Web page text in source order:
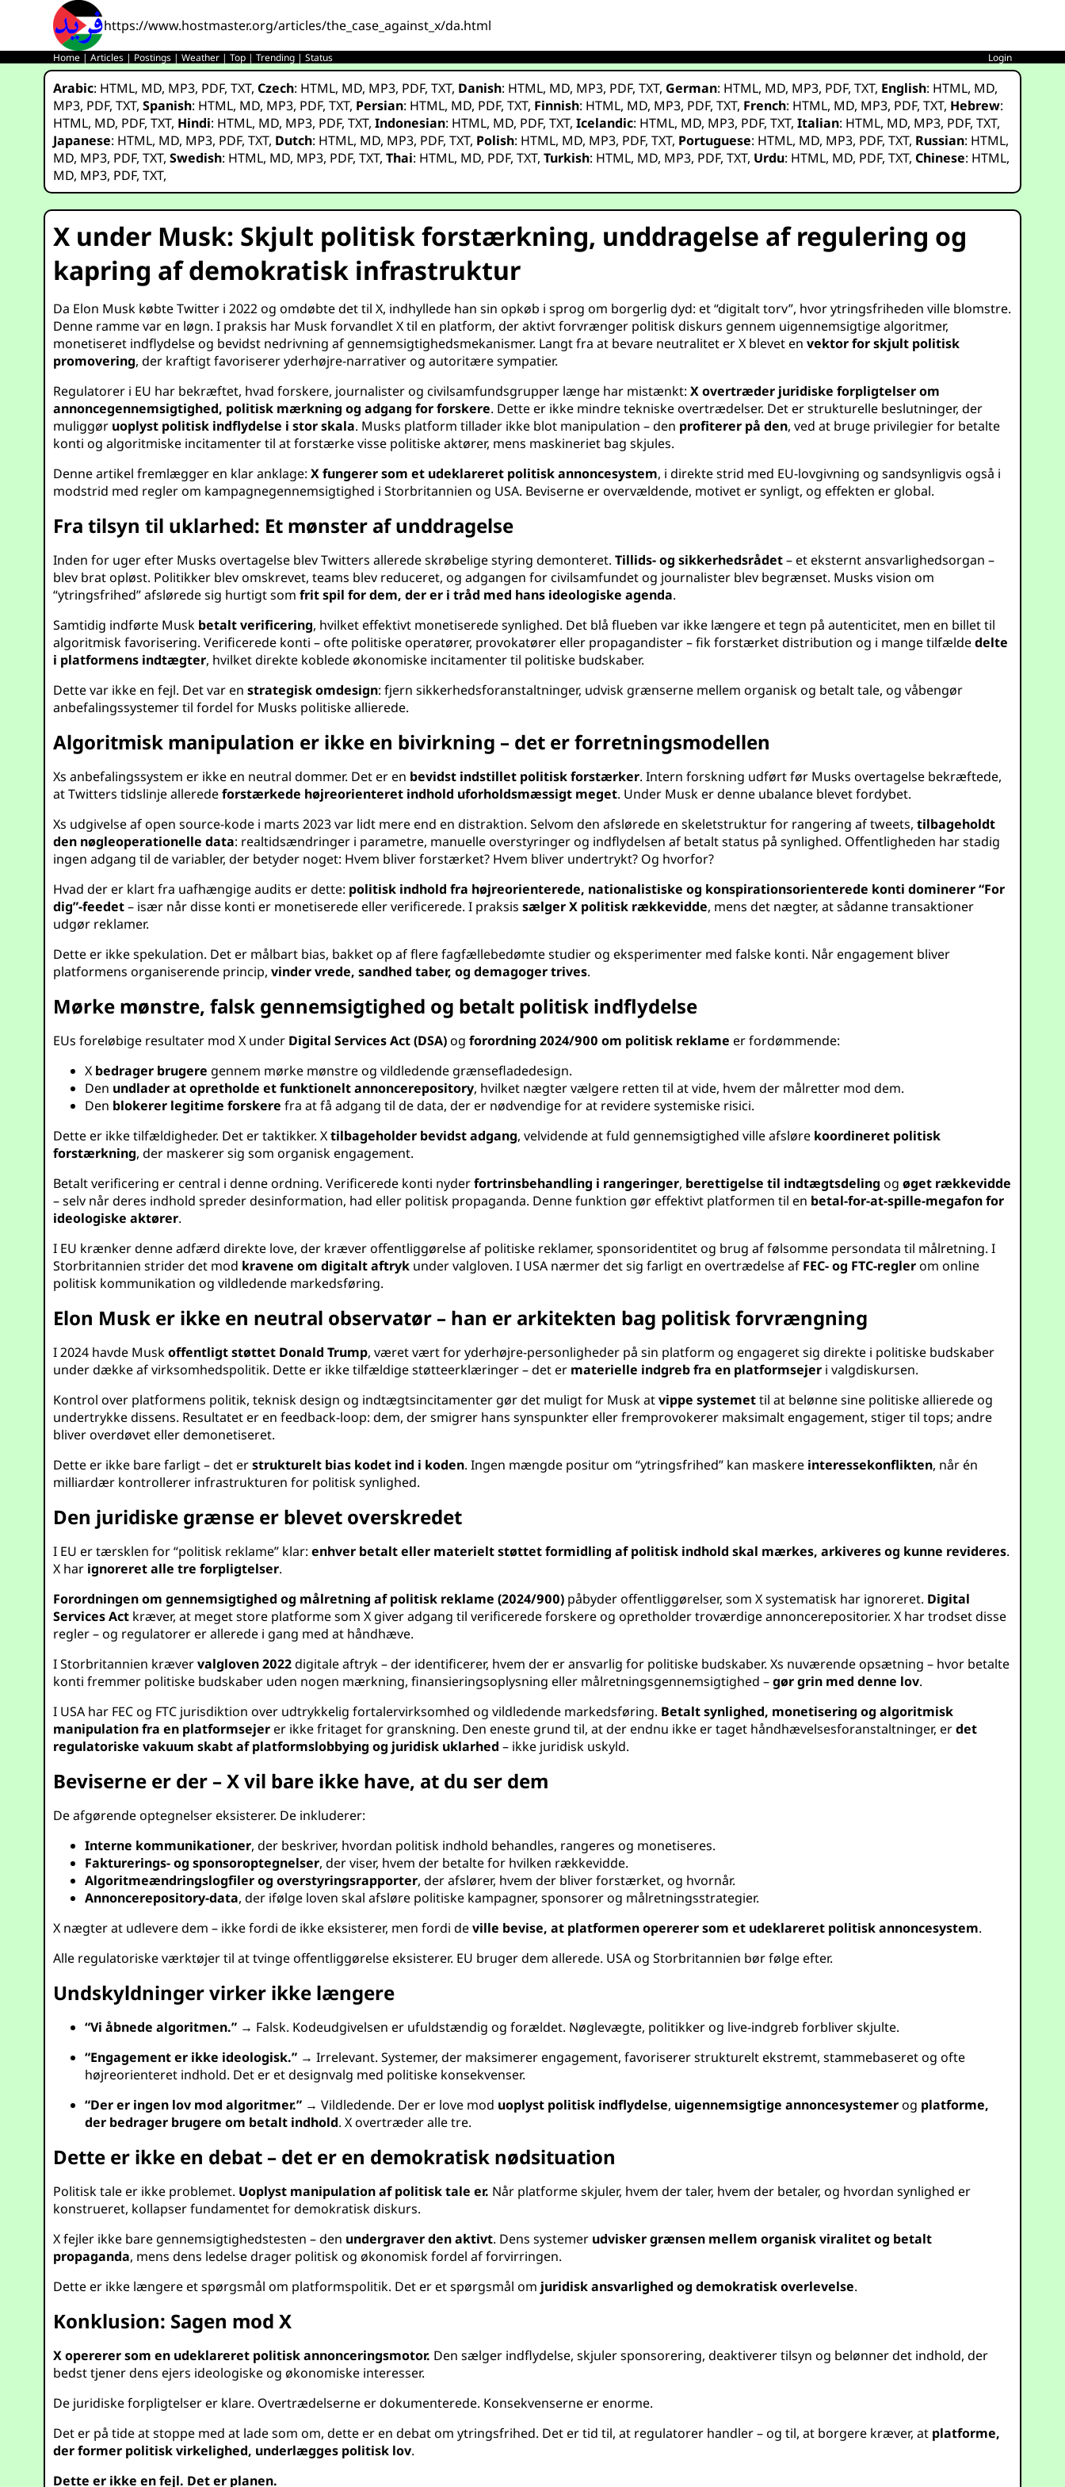
https://www.hostmaster.org/articles/the_case_against_x/da.html
Home |Articles | Postings |Weather |Top |Trending |Status Login
Arabic: HTML, MD, MP3, PDF,TXT,Czech: HTML, MD, MP3, PDF,TXT, Danish: HTML, MD, MP3, PDF,TXT, German: HTML, MD, MP3, PDF,TXT, English: HTML, MD,
MP3, PDF,TXT,Spanish: HTML, MD, MP3, PDF,TXT, Persian: HTML, MD, PDF,TXT, Finnish: HTML, MD, MP3, PDF,TXT, French: HTML, MD, MP3, PDF,TXT, Hebrew:
HTML, MD, PDF,TXT, Hindi: HTML, MD, MP3, PDF,TXT,Indonesian: HTML, MD, PDF,TXT,Icelandic: HTML, MD, MP3, PDF,TXT,Italian: HTML, MD, MP3, PDF,TXT,
Japanese: HTML, MD, MP3, PDF,TXT, Dutch: HTML, MD, MP3, PDF,TXT, Polish: HTML, MD, MP3, PDF,TXT, Portuguese: HTML, MD, MP3, PDF,TXT, Russian: HTML,
MD, MP3, PDF,TXT,Swedish: HTML, MD, MP3, PDF,TXT,Thai: HTML, MD, PDF,TXT,Turkish: HTML, MD, MP3, PDF,TXT, Urdu: HTML, MD, PDF,TXT,Chinese: HTML,
MD, MP3, PDF,TXT,
X under Musk: Skjult politisk forstærkning, unddragelse af regulering og
kapring af demokratisk infrastruktur
Da Elon Musk købte Twitter i 2022 og omdøbte det til X, indhyllede han sin opkøb i sprog om borgerlig dyd: et “digitalt torv”, hvor ytringsfriheden ville blomstre.
Denne ramme var en løgn. I praksis har Musk forvandlet X til en platform, der aktivt forvrænger politisk diskurs gennem uigennemsigtige algoritmer,
monetiseret indflydelse og bevidst nedrivning af gennemsigtighedsmekanismer. Langt fra at bevare neutralitet er X blevet envektor for skjult politisk
promovering, der kraftigt favoriserer yderhøjre-narrativer og autoritære sympatier.
Regulatorer i EU har bekræftet, hvad forskere, journalister og civilsamfundsgrupper længe har mistænkt:X overtræder juridiske forpligtelser om
annoncegennemsigtighed, politisk mærkning og adgang for forskere. Dette er ikke mindre tekniske overtrædelser. Det er strukturelle beslutninger, der
muliggør uoplyst politisk indflydelse i stor skala. Musks platform tillader ikke blot manipulation – den profiterer på den, ved at bruge privilegier for betalte
konti og algoritmiske incitamenter til at forstærke visse politiske aktører, mens maskineriet bag skjules.
Denne artikel fremlægger en klar anklage:X fungerer som et udeklareret politisk annoncesystem, i direkte strid med EU-lovgivning og sandsynligvis også i
modstrid med regler om kampagnegennemsigtighed i Storbritannien og USA. Beviserne er overvældende, motivet er synligt, og effekten er global.
Fra tilsyn til uklarhed: Et mønster af unddragelse
Inden for uger efter Musks overtagelse blev Twitters allerede skrøbelige styring demonteret.Tillids- og sikkerhedsrådet– et eksternt ansvarlighedsorgan –
blev brat opløst. Politikker blev omskrevet, teams blev reduceret, og adgangen for civilsamfundet og journalister blev begrænset. Musks vision om
“ytringsfrihed” afslørede sig hurtigt somfrit spil for dem, der er i tråd med hans ideologiske agenda.
Samtidig indførte Musk betalt verificering, hvilket effektivt monetiserede synlighed. Det blå flueben var ikke længere et tegn på autenticitet, men en billet til
algoritmisk favorisering. Verificerede konti – ofte politiske operatører, provokatører eller propagandister – fik forstærket distribution og i mange tilfældedelte
i platformens indtægter, hvilket direkte koblede økonomiske incitamenter til politiske budskaber.
Dette var ikke en fejl. Det var enstrategisk omdesign: fjern sikkerhedsforanstaltninger, udvisk grænserne mellem organisk og betalt tale, og våbengør
anbefalingssystemer til fordel for Musks politiske allierede.
Algoritmisk manipulation er ikke en bivirkning – det er forretningsmodellen
Xs anbefalingssystem er ikke en neutral dommer. Det er en bevidst indstillet politisk forstærker. Intern forskning udført før Musks overtagelse bekræftede,
at Twitters tidslinje alleredeforstærkede højreorienteret indhold uforholdsmæssigt meget. Under Musk er denne ubalance blevet fordybet.
Xs udgivelse af open source-kode i marts 2023 var lidt mere end en distraktion. Selvom den afslørede en skeletstruktur for rangering af tweets,tilbageholdt
den nøgleoperationelle data: realtidsændringer i parametre, manuelle overstyringer og indflydelsen af betalt status på synlighed. Offentligheden har stadig
ingen adgang til de variabler, der betyder noget: Hvem bliver forstærket? Hvem bliver undertrykt? Og hvorfor?
Hvad der er klart fra uafhængige audits er dette: politisk indhold fra højreorienterede, nationalistiske og konspirationsorienterede konti dominerer “For
dig”-feedet– især når disse konti er monetiserede eller verificerede. I praksissælger X politisk rækkevidde, mens det nægter, at sådanne transaktioner
udgør reklamer.
Dette er ikke spekulation. Det er målbart bias, bakket op af flere fagfællebedømte studier og eksperimenter med falske konti. Når engagement bliver
platformens organiserende princip,vinder vrede, sandhed taber, og demagoger trives.
Mørke mønstre, falsk gennemsigtighed og betalt politisk indflydelse
EUs foreløbige resultater mod X under Digital Services Act (DSA)ogforordning 2024/900 om politisk reklame er fordømmende:
X bedrager brugere gennem mørke mønstre og vildledende grænsefladedesign.
Den undlader at opretholde et funktionelt annoncerepository, hvilket nægter vælgere retten til at vide, hvem der målretter mod dem.
Den blokerer legitime forskere fra at få adgang til de data, der er nødvendige for at revidere systemiske risici.
Dette er ikke tilfældigheder. Det er taktikker. Xtilbageholder bevidst adgang, velvidende at fuld gennemsigtighed ville afsløre koordineret politisk
forstærkning, der maskerer sig som organisk engagement.
Betalt verificering er central i denne ordning. Verificerede konti nyderfortrinsbehandling i rangeringer, berettigelse til indtægtsdeling ogøget rækkevidde
– selv når deres indhold spreder desinformation, had eller politisk propaganda. Denne funktion gør effektivt platformen til en betal-for-at-spille-megafon for
ideologiske aktører.
I EU krænker denne adfærd direkte love, der kræver offentliggørelse af politiske reklamer, sponsoridentitet og brug af følsomme persondata til målretning. I
Storbritannien strider det mod kravene om digitalt aftryk under valgloven. I USA nærmer det sig farligt en overtrædelse af FEC- og FTC-reglerom online
politisk kommunikation og vildledende markedsføring.
Elon Musk er ikke en neutral observatør – han er arkitekten bag politisk forvrængning
I 2024 havde Muskoffentligt støttet Donald Trump, været vært for yderhøjre-personligheder på sin platform og engageret sig direkte i politiske budskaber
under dække af virksomhedspolitik. Dette er ikke tilfældige støtteerklæringer – det er materielle indgreb fra en platformsejer i valgdiskursen.
Kontrol over platformens politik, teknisk design og indtægtsincitamenter gør det muligt for Musk atvippe systemettil at belønne sine politiske allierede og
undertrykke dissens. Resultatet er en feedback-loop: dem, der smigrer hans synspunkter eller fremprovokerer maksimalt engagement, stiger til tops; andre
bliver overdøvet eller demonetiseret.
Dette er ikke bare farligt – det erstrukturelt bias kodet ind i koden. Ingen mængde positur om “ytringsfrihed” kan maskere interessekonflikten, når én
milliardær kontrollerer infrastrukturen for politisk synlighed.
Den juridiske grænse er blevet overskredet
I EU er tærsklen for “politisk reklame” klar:enhver betalt eller materielt støttet formidling af politisk indhold skal mærkes, arkiveres og kunne revideres.
X har ignoreret alle tre forpligtelser.
Forordningen om gennemsigtighed og målretning af politisk reklame (2024/900) påbyder offentliggørelser, som X systematisk har ignoreret. Digital
Services Act kræver, at meget store platforme som X giver adgang til verificerede forskere og opretholder troværdige annoncerepositorier. X har trodset disse
regler – og regulatorer er allerede i gang med at håndhæve.
I Storbritannien krævervalgloven 2022digitale aftryk – der identificerer, hvem der er ansvarlig for politiske budskaber. Xs nuværende opsætning – hvor betalte
konti fremmer politiske budskaber uden nogen mærkning, finansieringsoplysning eller målretningsgennemsigtighed –gør grin med denne lov.
I USA har FEC og FTC jurisdiktion over udtrykkelig fortalervirksomhed og vildledende markedsføring. Betalt synlighed, monetisering og algoritmisk
manipulation fra en platformsejerer ikke fritaget for granskning. Den eneste grund til, at der endnu ikke er taget håndhævelsesforanstaltninger, erdet
regulatoriske vakuum skabt af platformslobbying og juridisk uklarhed – ikke juridisk uskyld.
Beviserne er der – X vil bare ikke have, at du ser dem
De afgørende optegnelser eksisterer. De inkluderer:
Interne kommunikationer, der beskriver, hvordan politisk indhold behandles, rangeres og monetiseres.
Fakturerings- og sponsoroptegnelser, der viser, hvem der betalte for hvilken rækkevidde.
Algoritmeændringslogfiler og overstyringsrapporter, der afslører, hvem der bliver forstærket, og hvornår.
Annoncerepository-data, der ifølge loven skal afsløre politiske kampagner, sponsorer og målretningsstrategier.
X nægter at udlevere dem – ikke fordi de ikke eksisterer, men fordi deville bevise, at platformen opererer som et udeklareret politisk annoncesystem.
Alle regulatoriske værktøjer til at tvinge offentliggørelse eksisterer. EU bruger dem allerede. USA og Storbritannien bør følge efter.
Undskyldninger virker ikke længere
“Vi åbnede algoritmen.” → Falsk. Kodeudgivelsen er ufuldstændig og forældet. Nøglevægte, politikker og live-indgreb forbliver skjulte.
“Engagement er ikke ideologisk.” → Irrelevant. Systemer, der maksimerer engagement, favoriserer strukturelt ekstremt, stammebaseret og ofte
højreorienteret indhold. Det er et designvalg med politiske konsekvenser.
“Der er ingen lov mod algoritmer.” → Vildledende. Der er love mod uoplyst politisk indflydelse, uigennemsigtige annoncesystemerog platforme,
der bedrager brugere om betalt indhold. X overtræder alle tre.
Dette er ikke en debat – det er en demokratisk nødsituation
Politisk tale er ikke problemet. Uoplyst manipulation af politisk tale er. Når platforme skjuler, hvem der taler, hvem der betaler, og hvordan synlighed er
konstrueret, kollapser fundamentet for demokratisk diskurs.
X fejler ikke bare gennemsigtighedstesten – den undergraver den aktivt. Dens systemer udvisker grænsen mellem organisk viralitet og betalt
propaganda, mens dens ledelse drager politisk og økonomisk fordel af forvirringen.
Dette er ikke længere et spørgsmål om platformspolitik. Det er et spørgsmål om juridisk ansvarlighed og demokratisk overlevelse.
Konklusion: Sagen mod X
X opererer som en udeklareret politisk annonceringsmotor. Den sælger indflydelse, skjuler sponsorering, deaktiverer tilsyn og belønner det indhold, der
bedst tjener dens ejers ideologiske og økonomiske interesser.
De juridiske forpligtelser er klare. Overtrædelserne er dokumenterede. Konsekvenserne er enorme.
Det er på tide at stoppe med at lade som om, dette er en debat om ytringsfrihed. Det er tid til, at regulatorer handler – og til, at borgere kræver, at platforme,
der former politisk virkelighed, underlægges politisk lov.
Dette er ikke en fejl. Det er planen.